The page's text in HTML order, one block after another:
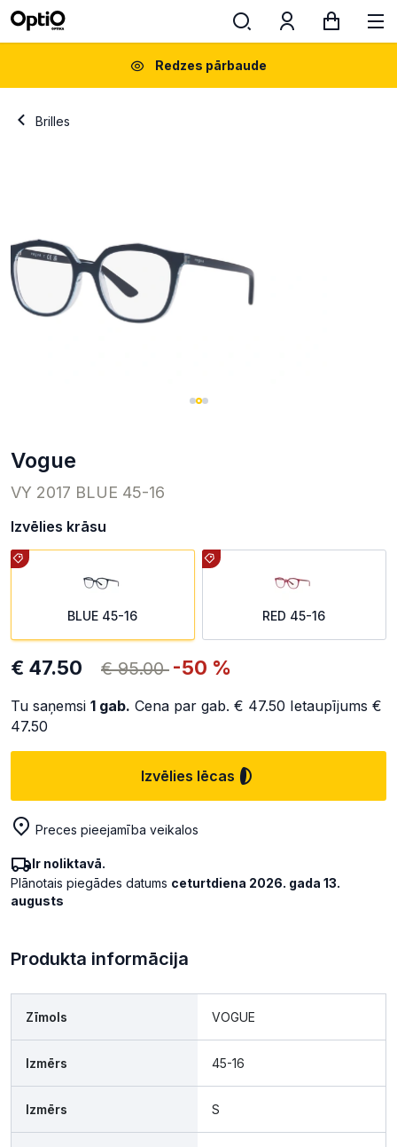
Redzes pārbaude
Brilles
Vogue
VY 2017 BLUE 45-16
Izvēlies krāsu
BLUE 45-16 RED 45-16
€ 47.50 € 95.00 -50 %
Tu saņemsi 1 gab. Cena par gab. € 47.50 Ietaupījums €
47.50
Izvēlies lēcas
Preces pieejamība veikalos
Ir noliktavā.
Plānotais piegādes datums ceturtdiena 2026. gada 13.
augusts
Produkta informācija
Zīmols VOGUE
Izmērs 45-16
Izmērs S